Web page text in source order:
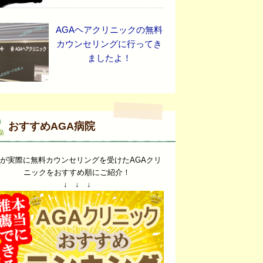
AGAヘアクリニックの無料
カウンセリングに行ってき
ましたよ！
おすすめAGA病院
実際に無料カウンセリングを受けたAGAクリ
ニックをおすすめ順にご紹介！
↓ ↓ ↓